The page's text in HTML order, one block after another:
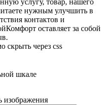
нужным улучшить в
контактов и
оставляет за собой
скрыть через css
шкале
изображения